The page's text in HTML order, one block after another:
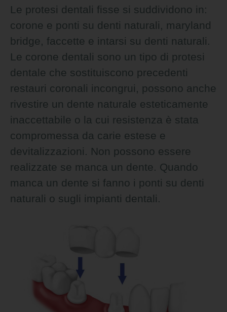
Le protesi dentali fisse si suddividono in:
corone e ponti su denti naturali, maryland
bridge, faccette e intarsi su denti naturali.
Le corone dentali sono un tipo di protesi
dentale che sostituiscono precedenti
restauri coronali incongrui, possono anche
rivestire un dente naturale esteticamente
inaccettabile o la cui resistenza è stata
compromessa da carie estese e
devitalizzazioni. Non possono essere
realizzate se manca un dente. Quando
manca un dente si fanno i ponti su denti
naturali o sugli impianti dentali.